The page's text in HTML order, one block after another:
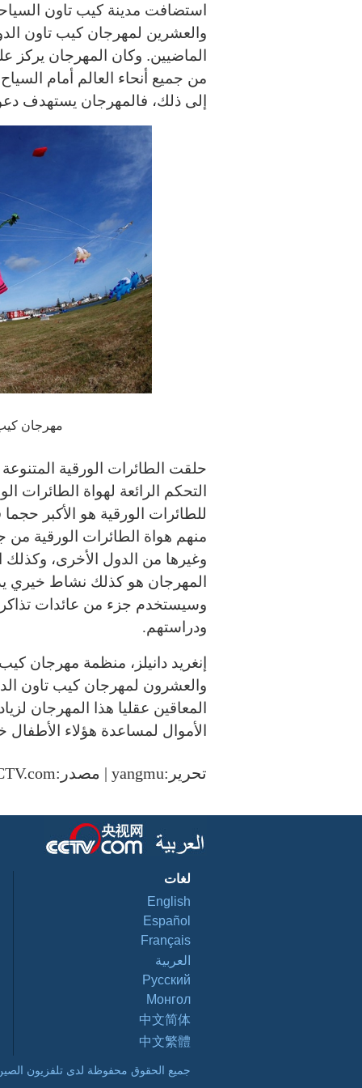
استضافت مدينة كيب تاون
والعشرين لمهرجان كيب تاون
الماضيين. وكان المهرجان
من جميع أنحاء العالم أمام
إلى ذلك، فالمهرجان يستهدف
مهرجان كيب
حلقت الطائرات الورقية
التحكم الرائعة لهواة الطائرات
منهم هواة الطائرات الورقية من
وغيرها من الدول الأخرى، وكذلك
المهرجان هو كذلك نشاط خيري
وسيستخدم جزء من عائدات
ودراستهم.
إنغريد دانيلز، منظمة مهرجان
والعشرون لمهرجان كيب تاون
المعاقين عقليا هذا المهرجان
الأموال لمساعدة هؤلاء
تحرير:yangmu | مصدر:CCTV.com
لغات
English
Español
Français
العربية
Pусский
Монгол
中文简体
中文繁體
جميع الحقوق محفوظة لدى تلفزيون الصين